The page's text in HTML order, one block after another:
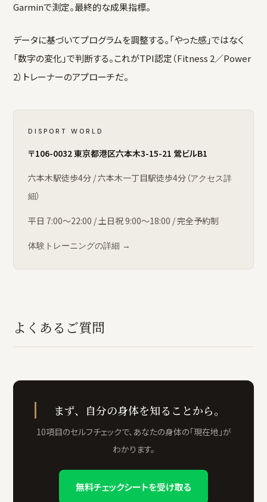
Garminで測定。最終的な成果指標。
データに基づいてプログラムを調整する。「やった感」ではなく
「数字の変化」で判断する。これがTPI認定（Fitness 2／Power
2）トレーナーのアプローチだ。
DISPORT WORLD
〒106-0032 東京都港区六本木3-15-21 鶯ビルB1
六本木駅徒歩4分 / 六本木一丁目駅徒歩4分（アクセス詳
細）
平日 7:00〜22:00 / 土日祝 9:00〜18:00 / 完全予約制
体験トレーニングの詳細 →
よくあるご質問
まず、自分の身体を知ることから。
10項目のセルフチェックで、あなたの身体の「現在地」が
わかります。
無料チェックシートを受け取る